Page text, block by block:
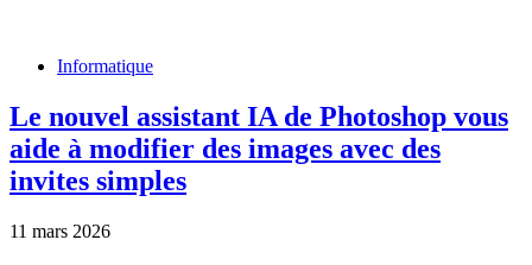
Informatique
Le nouvel assistant IA de Photoshop vous
aide à modifier des images avec des
invites simples
11 mars 2026